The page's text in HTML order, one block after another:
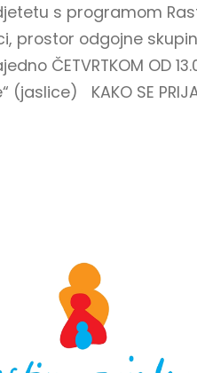
s programom
prostor odgojne
ČETVRTKOM OD
(jaslice) KAKO SE